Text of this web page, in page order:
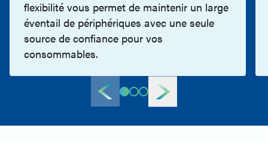
flexibilité vous permet de maintenir un large
éventail de périphériques avec une seule
source de confiance pour vos
consommables.